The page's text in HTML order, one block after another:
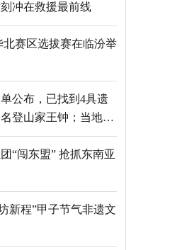
冲在救援最前线
赛区选拔赛在临汾举
公布，已找到4具遗
登山家王钟；当地官
“闯东盟” 抢抓东南亚
新程”甲子节气非遗文